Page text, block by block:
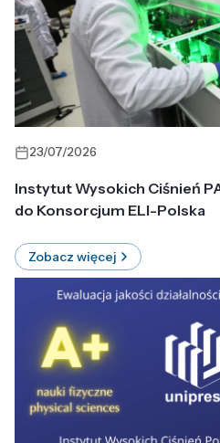
23/07/2026
Instytut Wysokich Ciśnień
do Konsorcjum ELI-Polska
Zobacz więcej